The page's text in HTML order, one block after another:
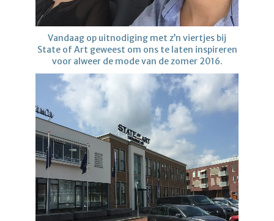
Vandaag op uitnodiging met z’n viertjes bij
State of Art geweest om ons te laten inspireren
voor alweer de mode van de zomer 2016.